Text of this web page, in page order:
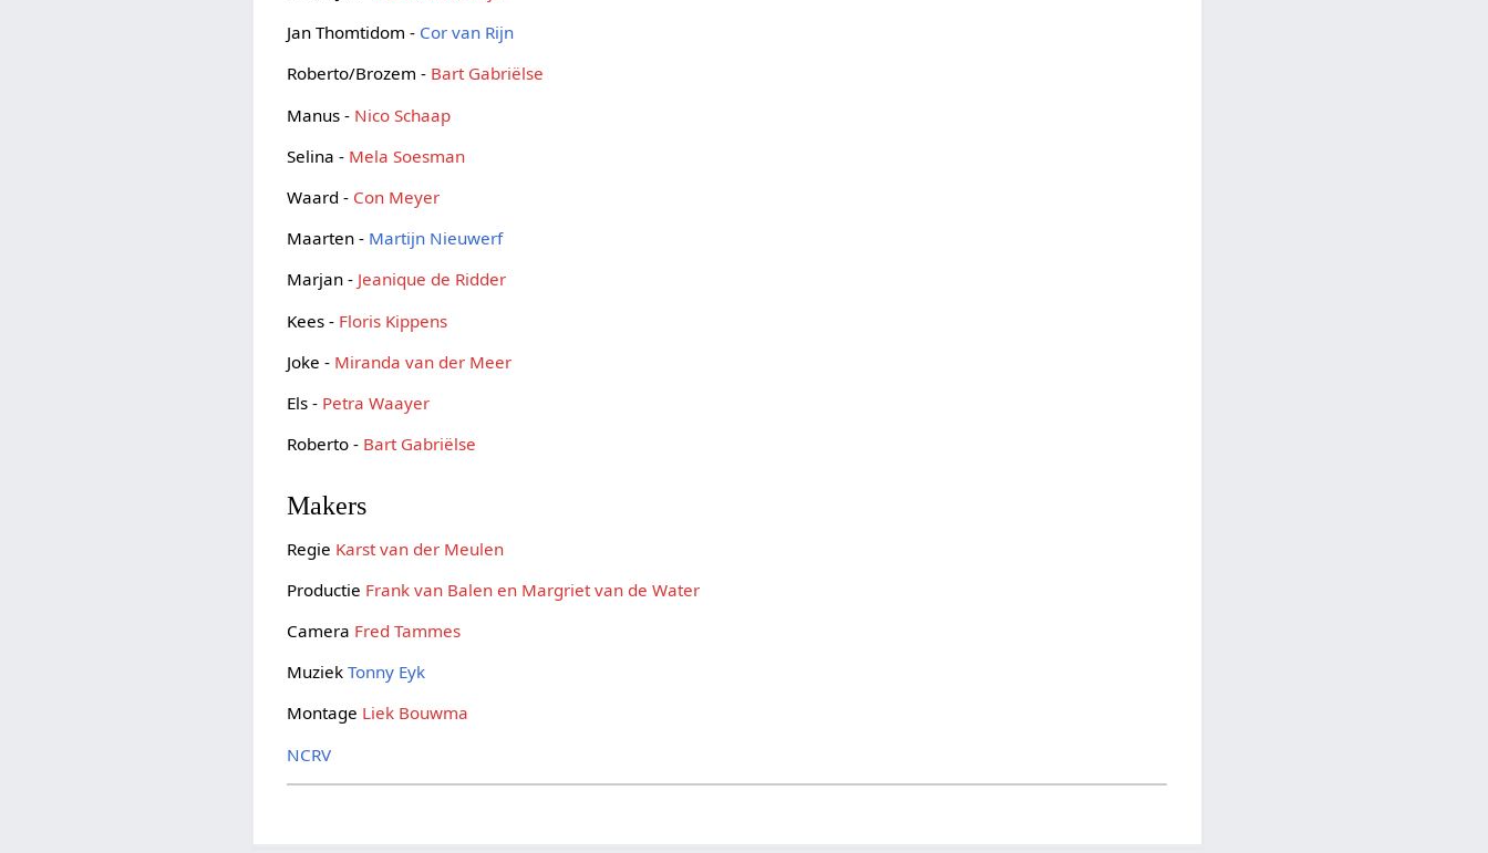
Jan Thomtidom - Cor van Rijn
Roberto/Brozem - Bart Gabriëlse
Manus - Nico Schaap
Selina - Mela Soesman
Waard - Con Meyer
Maarten - Martijn Nieuwerf
Marjan - Jeanique de Ridder
Kees - Floris Kippens
Joke - Miranda van der Meer
Els - Petra Waayer
Roberto - Bart Gabriëlse
Makers
Regie Karst van der Meulen
Productie Frank van Balen en Margriet van de Water
Camera Fred Tammes
MuziekTonny Eyk
Montage Liek Bouwma
NCRV